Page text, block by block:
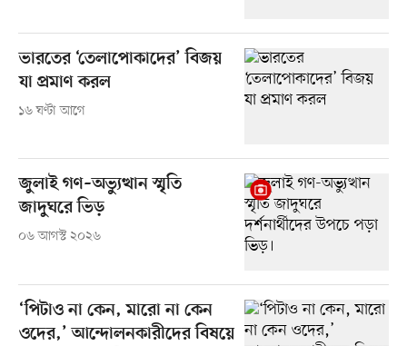
ভারতের ‘তেলাপোকাদের’ বিজয়
যা প্রমাণ করল
১৬ ঘণ্টা আগে
জুলাই গণ–অভ্যুত্থান স্মৃতি
জাদুঘরে ভিড়
০৬ আগস্ট ২০২৬
‘পিটাও না কেন, মারো না কেন
ওদের,’ আন্দোলনকারীদের বিষয়ে